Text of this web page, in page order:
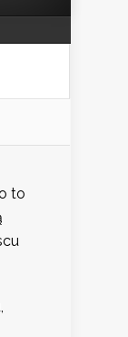
to